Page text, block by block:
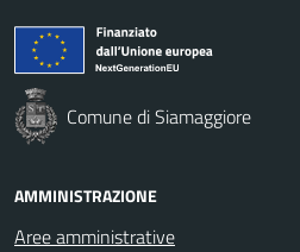
Comune di Siamaggiore
AMMINISTRAZIONE
Aree amministrative